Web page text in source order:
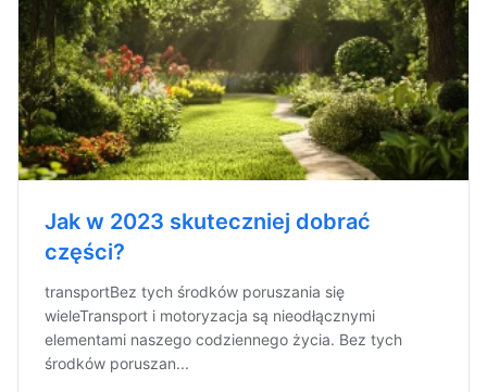
Jak w 2023 skuteczniej dobrać
części?
transportBez tych środków poruszania się
wieleTransport i motoryzacja są nieodłącznymi
elementami naszego codziennego życia. Bez tych
środków poruszan...